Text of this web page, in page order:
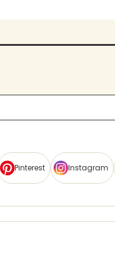
Pinterest Instagram